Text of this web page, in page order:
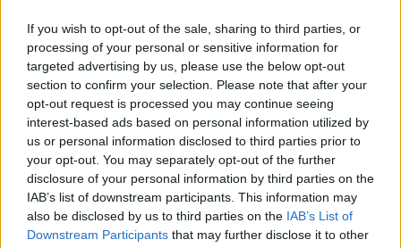
If you wish to opt-out of the sale, sharing to third parties, or
processing of your personal or sensitive information for
targeted advertising by us, please use the below opt-out
section to confirm your selection. Please note that after your
opt-out request is processed you may continue seeing
interest-based ads based on personal information utilized by
us or personal information disclosed to third parties prior to
your opt-out. You may separately opt-out of the further
disclosure of your personal information by third parties on the
IAB’s list of downstream participants. This information may
also be disclosed by us to third parties on the IAB’s List of
Downstream Participants that may further disclose it to other
αποχωρήσει απ' την
ΠΑΕ ΑΕΚ
και παραδίδει
την ομάδα στον εφοπλιστήΜάριο
Ηλιόπουλο. Νωρίς το μεσημέρι της
Δευτέρας (10/6) ο ισχυρός παράγοντας της
Ένωσηςέριξε «βόμβα» αποκαλύποντας ότι
δεν θα συνεχίσεινα διοικεί την ΠΑΕ
αποκαλύπτοντας παράλληλα τον επόμενο
ιδιοκτήτη της ομάδας.
ΔΙΑΒΑΣΤΕ ΕΠΙΣΗΣ